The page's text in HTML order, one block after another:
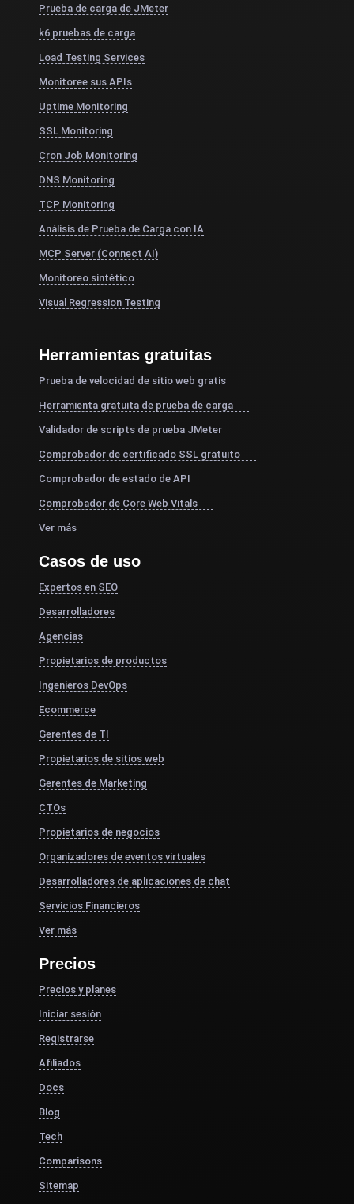
Prueba de carga de JMeter
k6 pruebas de carga
Load Testing Services
Monitoree sus APIs
Uptime Monitoring
SSL Monitoring
Cron Job Monitoring
DNS Monitoring
TCP Monitoring
Análisis de Prueba de Carga con IA
MCP Server (Connect AI)
Monitoreo sintético
Visual Regression Testing
Herramientas gratuitas
Prueba de velocidad de sitio web gratis
Herramienta gratuita de prueba de carga
Validador de scripts de prueba JMeter
Comprobador de certificado SSL gratuito
Comprobador de estado de API
Comprobador de Core Web Vitals
Ver más
Casos de uso
Expertos en SEO
Desarrolladores
Agencias
Propietarios de productos
Ingenieros DevOps
Ecommerce
Gerentes de TI
Propietarios de sitios web
Gerentes de Marketing
CTOs
Propietarios de negocios
Organizadores de eventos virtuales
Desarrolladores de aplicaciones de chat
Servicios Financieros
Ver más
Precios
Precios y planes
Iniciar sesión
Registrarse
Afiliados
Docs
Blog
Tech
Comparisons
Sitemap